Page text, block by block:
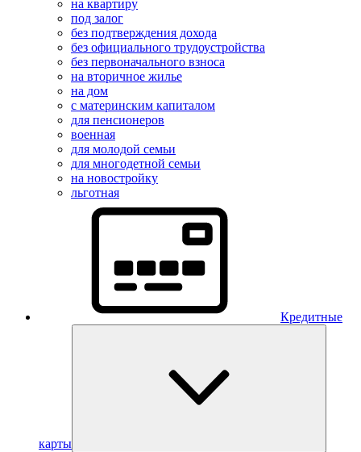
на квартиру
под залог
без подтверждения дохода
без официального трудоустройства
без первоначального взноса
на вторичное жилье
на дом
с материнским капиталом
для пенсионеров
военная
для молодой семьи
для многодетной семьи
на новостройку
льготная
Кредитные
карты